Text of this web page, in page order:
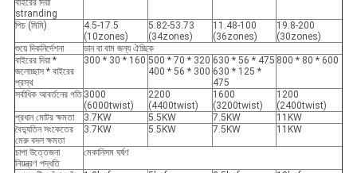
বাইরের দিয়া
stranding
পিচ (মিমি)
4.5-17.5
(10zones)
5.82-53.73
(34zones)
11.48-100
(36zones)
19.8-200
(30zones)
শুয়ে দিকনির্দেশনা
ডান বা বাম জন্য ঐচ্ছিক
বাইরের দিয়া *
জলোচ্ছাস * বাইরের
প্রস্থ
300 * 30 * 160 500 * 70 * 320
400 * 56 * 300
630 * 56 * 475
630 * 125 *
475
800 * 80 * 600
সর্বাধিক আবর্তনের গতি 3000
(6000twist)
2200
(4400twist)
1600
(3200twist)
1200
(2400twist)
প্রধান মোটর ক্ষমতা
3.7KW 5.5KW 7.5KW
11KW
বৈদ্যুতিন সংকেতের
মেরু বদল ক্ষমতা
3.7KW 5.5KW 7.5KW 11KW
চাপা উত্তেজনা
নিয়ন্ত্রণ পদ্ধতি
মেকানিসম ঘর্ষণ